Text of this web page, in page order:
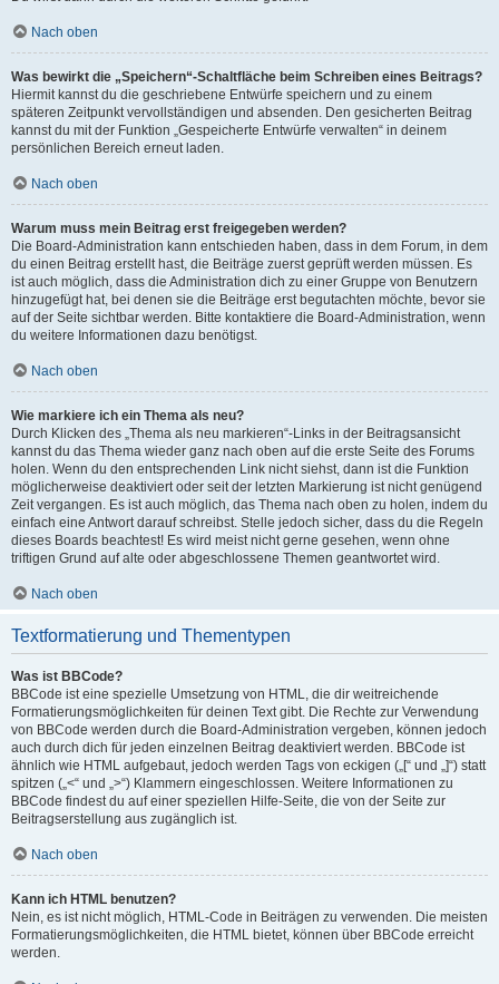
Nach oben
Was bewirkt die „Speichern“-Schaltfläche beim Schreiben eines Beitrags?
Hiermit kannst du die geschriebene Entwürfe speichern und zu einem
späteren Zeitpunkt vervollständigen und absenden. Den gesicherten Beitrag
kannst du mit der Funktion „Gespeicherte Entwürfe verwalten“ in deinem
persönlichen Bereich erneut laden.
Nach oben
Warum muss mein Beitrag erst freigegeben werden?
Die Board-Administration kann entschieden haben, dass in dem Forum, in dem
du einen Beitrag erstellt hast, die Beiträge zuerst geprüft werden müssen. Es
ist auch möglich, dass die Administration dich zu einer Gruppe von Benutzern
hinzugefügt hat, bei denen sie die Beiträge erst begutachten möchte, bevor sie
auf der Seite sichtbar werden. Bitte kontaktiere die Board-Administration, wenn
du weitere Informationen dazu benötigst.
Nach oben
Wie markiere ich ein Thema als neu?
Durch Klicken des „Thema als neu markieren“-Links in der Beitragsansicht
kannst du das Thema wieder ganz nach oben auf die erste Seite des Forums
holen. Wenn du den entsprechenden Link nicht siehst, dann ist die Funktion
möglicherweise deaktiviert oder seit der letzten Markierung ist nicht genügend
Zeit vergangen. Es ist auch möglich, das Thema nach oben zu holen, indem du
einfach eine Antwort darauf schreibst. Stelle jedoch sicher, dass du die Regeln
dieses Boards beachtest! Es wird meist nicht gerne gesehen, wenn ohne
triftigen Grund auf alte oder abgeschlossene Themen geantwortet wird.
Nach oben
Textformatierung und Thementypen
Was ist BBCode?
BBCode ist eine spezielle Umsetzung von HTML, die dir weitreichende
Formatierungsmöglichkeiten für deinen Text gibt. Die Rechte zur Verwendung
von BBCode werden durch die Board-Administration vergeben, können jedoch
auch durch dich für jeden einzelnen Beitrag deaktiviert werden. BBCode ist
ähnlich wie HTML aufgebaut, jedoch werden Tags von eckigen („[“ und „]“) statt
spitzen („<“ und „>“) Klammern eingeschlossen. Weitere Informationen zu
BBCode findest du auf einer speziellen Hilfe-Seite, die von der Seite zur
Beitragserstellung aus zugänglich ist.
Nach oben
Kann ich HTML benutzen?
Nein, es ist nicht möglich, HTML-Code in Beiträgen zu verwenden. Die meisten
Formatierungsmöglichkeiten, die HTML bietet, können über BBCode erreicht
werden.